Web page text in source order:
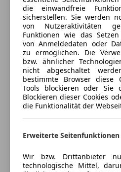
Abstandswarner
Alarmanlage
Beifahrerairbag
Blendfreies Fernlicht
ESP
Fahrerairbag
Fernlichtassistent
Geschwindigkeits-
Isofix
Kopfairbag
LED-Scheinwerfer
Müdigkeitswarnsystem
Notbremsassistent
Komfort, Innenausstattung
Ambiente-Beleuchtung
BMW Live Cockpit Plus
DAB-Tuner
Fahrassistenz-System:
Fahrassistenz-System:
Fahrassistenz-System:
Fensterheber elektrisch
Isofix-Aufnahmen für
Keyless Entry
Lederlenkrad
M Lederlenkrad
Freischaden-Gutschein
Auto einfach online
Jetzt
Verkäufer Händler
GmbH & Co. KG
Sternebewertung 5 von 5
(96% Weiterempfehlungen)
Anbieter auf AutoScout24 seit 2017
die einwandfreie
sicherstellen. Sie werden
von Nutzeraktivitäten
Funktionen wie das
von Anmeldedaten oder
zu ermöglichen. Die
bzw. ähnlicher
nicht abgeschaltet
bestimmte Browser diese
Tools blockieren oder Sie
Blockieren dieser Cookies
die Funktionalität der
Erweiterte Seitenfunktionen
Wir bzw. Drittanbieter
technologische Mittel,